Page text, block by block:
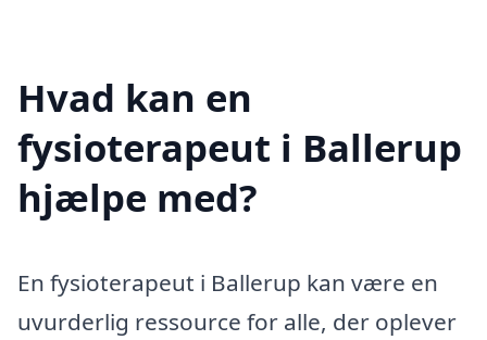
Hvad kan en
fysioterapeut i Ballerup
hjælpe med?
En fysioterapeut i Ballerup kan være en
uvurderlig ressource for alle, der oplever